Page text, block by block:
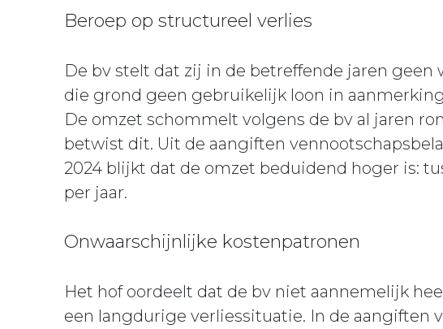
Beroep op structureel verlies
De bv stelt dat zij in de betreffende jaren geen
die grond geen gebruikelijk loon in
De omzet schommelt volgens de bv al jaren
betwist dit. Uit de aangiften
2024 blijkt dat de omzet beduidend hoger is:
per jaar.
Onwaarschijnlijke kostenpatronen
Het hof oordeelt dat de bv niet aannemelijk
een langdurige verliessituatie. In de aangiften